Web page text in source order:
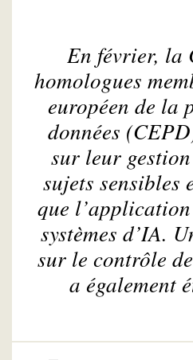
En février, la
homologues
européen de la
données
sur leur
sujets sensibles
que
systèmes d’IA.
sur le contrôle
a également